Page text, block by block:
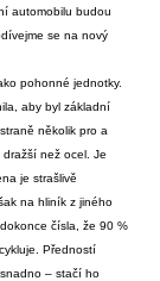
automobilu budou
se na nový
pohonné jednotky.
aby byl základní
několik pro a
než ocel. Je
je strašlivě
na hliník z jiného
čísla, že 90 %
Předností
– stačí ho